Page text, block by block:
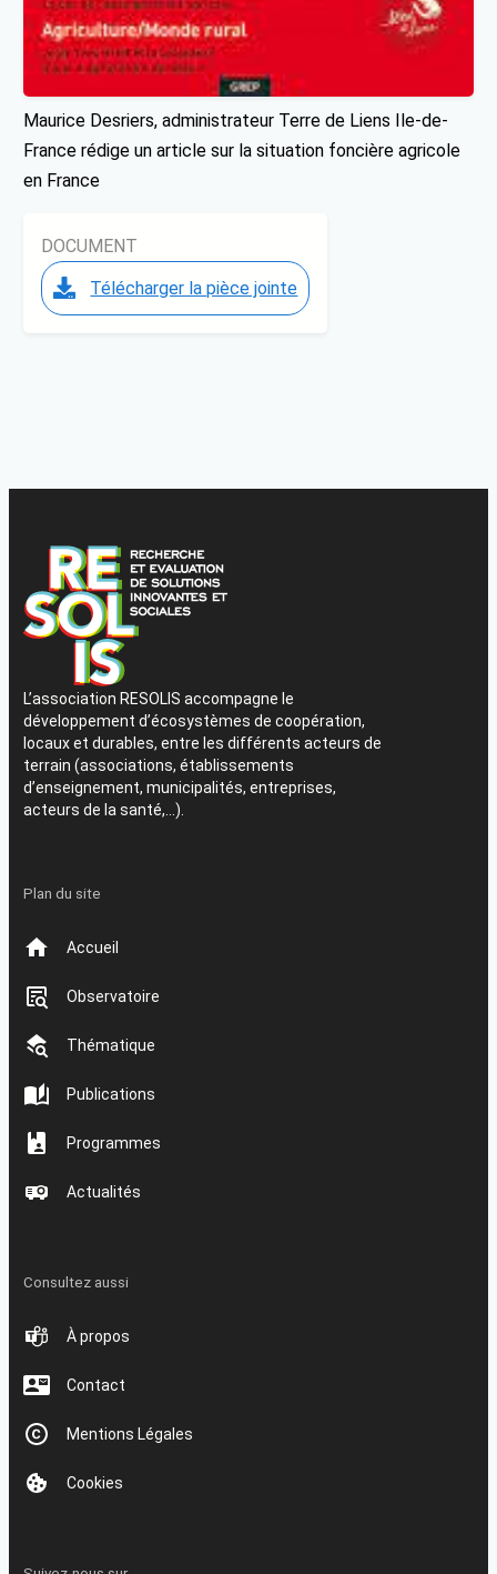
Maurice Desriers, administrateur Terre de Liens Ile-de-
France rédige un article sur la situation foncière agricole
en France
DOCUMENT
Télécharger la pièce jointe
L’association RESOLIS accompagne le
développement d’écosystèmes de coopération,
locaux et durables, entre les différents acteurs de
terrain (associations, établissements
d’enseignement, municipalités, entreprises,
acteurs de la santé,…).
Plan du site
Accueil
Observatoire
Thématique
Publications
Programmes
Actualités
Consultez aussi
À propos
Contact
Mentions Légales
Cookies